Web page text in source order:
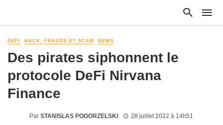
DEFI HACK, FRAUDE ET SCAM NEWS
Des pirates siphonnent le
protocole DeFi Nirvana
Finance
Par STANISLAS POGORZELSKI 28 juillet 2022 à 14h51